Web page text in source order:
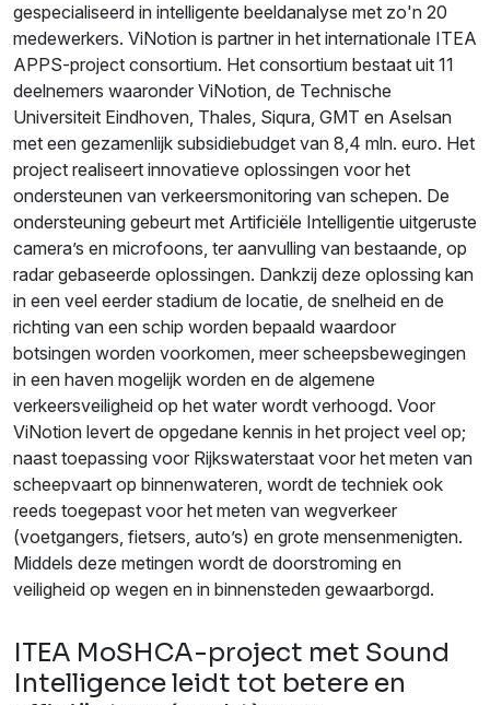
gespecialiseerd in intelligente beeldanalyse met zo'n 20
medewerkers. ViNotion is partner in het internationale ITEA
APPS-project consortium. Het consortium bestaat uit 11
deelnemers waaronder ViNotion, de Technische
Universiteit Eindhoven, Thales, Siqura, GMT en Aselsan
met een gezamenlijk subsidiebudget van 8,4 mln. euro. Het
project realiseert innovatieve oplossingen voor het
ondersteunen van verkeersmonitoring van schepen. De
ondersteuning gebeurt met Artificiële Intelligentie uitgeruste
camera’s en microfoons, ter aanvulling van bestaande, op
radar gebaseerde oplossingen. Dankzij deze oplossing kan
in een veel eerder stadium de locatie, de snelheid en de
richting van een schip worden bepaald waardoor
botsingen worden voorkomen, meer scheepsbewegingen
in een haven mogelijk worden en de algemene
verkeersveiligheid op het water wordt verhoogd. Voor
ViNotion levert de opgedane kennis in het project veel op;
naast toepassing voor Rijkswaterstaat voor het meten van
scheepvaart op binnenwateren, wordt de techniek ook
reeds toegepast voor het meten van wegverkeer
(voetgangers, fietsers, auto’s) en grote mensenmenigten.
Middels deze metingen wordt de doorstroming en
veiligheid op wegen en in binnensteden gewaarborgd.
ITEA MoSHCA-project met Sound
Intelligence leidt tot betere en